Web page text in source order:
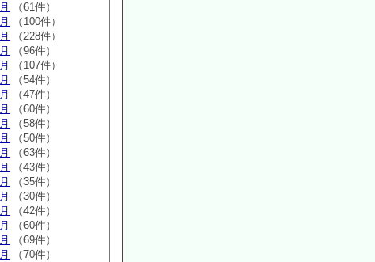
（61件）
（100件）
（228件）
（96件）
（107件）
（54件）
（47件）
（60件）
（58件）
（50件）
（63件）
（43件）
（35件）
（30件）
（42件）
（60件）
（69件）
（70件）